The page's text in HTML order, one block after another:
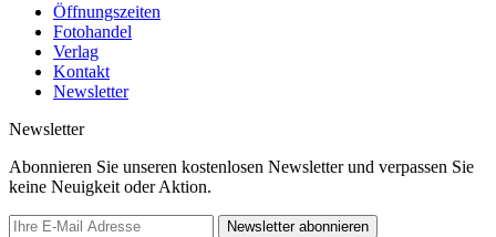
Öffnungszeiten
Fotohandel
Verlag
Kontakt
Newsletter
Newsletter
Abonnieren Sie unseren kostenlosen Newsletter und verpassen Sie
keine Neuigkeit oder Aktion.
Newsletter abonnieren